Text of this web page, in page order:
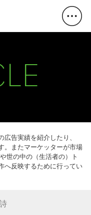
告実績を紹介したり、
。またマーケッターが市場
世の中の（生活者の）ト
へ反映するために行ってい